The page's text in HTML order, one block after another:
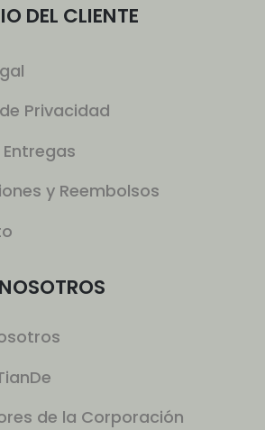
DEL CLIENTE
Privacidad
y Reembolsos
de la Corporación